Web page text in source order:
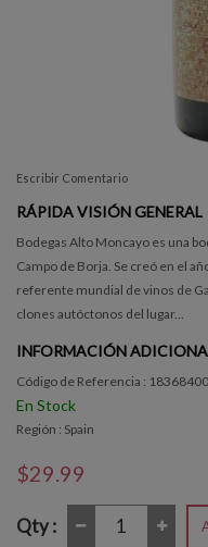
Escribir Comentario
RÁPIDA VISIÓN GENERAL
Bodegas Alto Moncayo es una
Campo de Borja. Se creó en el
referente mundial de vinos de
clones autóctonos del lugar...
INFORMACIÓN
Código de Referencia :
En Stock
Región : Spain
$29.99
Qty :